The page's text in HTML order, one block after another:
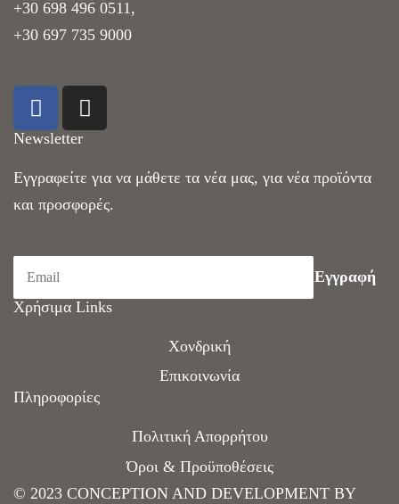
+30 698 496 0511 ,
+30 697 735 9000
Newsletter
Εγγραφείτε για να μάθετε τα νέα μας, για νέα προϊόντα
και προσφορές.
Χρήσιμα Links
Χονδρική
Επικοινωνία
Πληροφορίες
Πολιτική Απορρήτου
Όροι & Προϋποθέσεις
© 2023 CONCEPTION AND DEVELOPMENT BY ​